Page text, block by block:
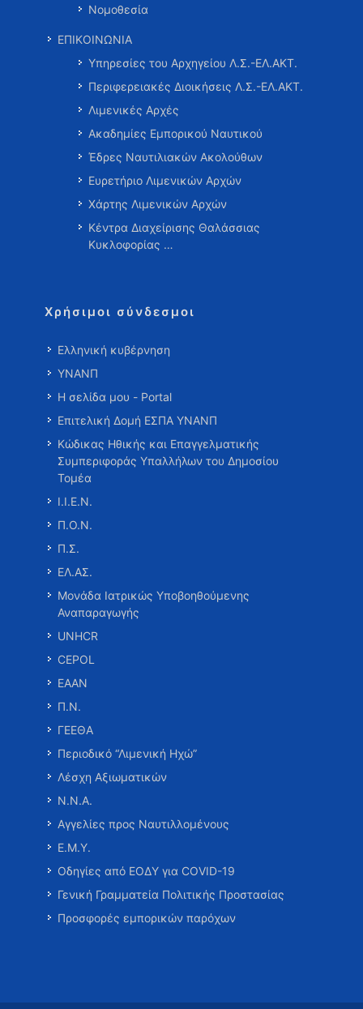
Νομοθεσία
ΕΠΙΚΟΙΝΩΝΙΑ
Υπηρεσίες του Αρχηγείου Λ.Σ.-ΕΛ.ΑΚΤ.
Περιφερειακές Διοικήσεις Λ.Σ.-ΕΛ.ΑΚΤ.
Λιμενικές Αρχές
Ακαδημίες Εμπορικού Ναυτικού
Έδρες Ναυτιλιακών Ακολούθων
Ευρετήριο Λιμενικών Αρχών
Χάρτης Λιμενικών Αρχών
Κέντρα Διαχείρισης Θαλάσσιας
Κυκλοφορίας …
Χρήσιμοι σύνδεσμοι
Ελληνική κυβέρνηση
ΥΝΑΝΠ
Η σελίδα μου - Portal
Επιτελική Δομή ΕΣΠΑ ΥΝΑΝΠ
Κώδικας Ηθικής και Επαγγελματικής
Συμπεριφοράς Υπαλλήλων του Δημοσίου
Τομέα
Ι.Ι.Ε.Ν.
Π.Ο.Ν.
Π.Σ.
ΕΛ.ΑΣ.
Μονάδα Ιατρικώς Υποβοηθούμενης
Αναπαραγωγής
UNHCR
CEPOL
ΕΑΑΝ
Π.Ν.
ΓΕΕΘΑ
Περιοδικό “Λιμενική Ηχώ”
Λέσχη Αξιωματικών
Ν.Ν.Α.
Αγγελίες προς Ναυτιλλομένους
Ε.Μ.Υ.
Οδηγίες από ΕΟΔΥ για COVID-19
Γενική Γραμματεία Πολιτικής Προστασίας
Προσφορές εμπορικών παρόχων